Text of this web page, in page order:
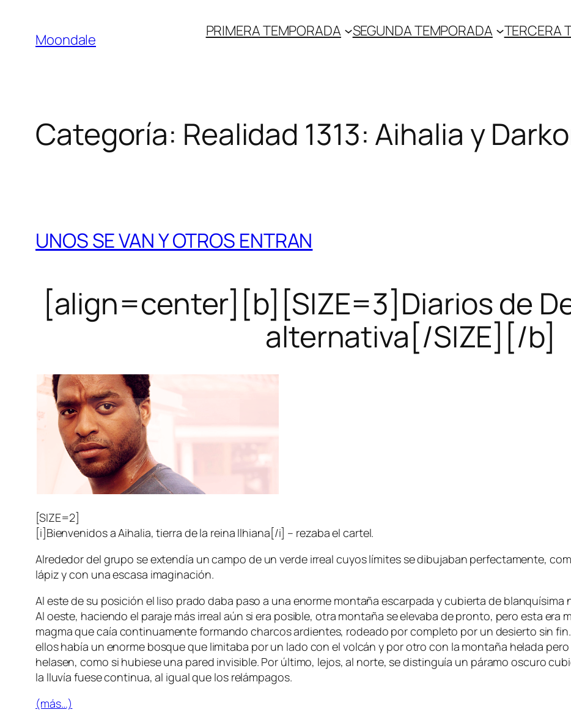
contenido
Moondale PRIMERA TEMPORADA SEGUNDA TEMPORADA TERCERA
Categoría: Realidad 1313: Aihalia y
UNOS SE VAN Y OTROS ENTRAN
[align=center][b][SIZE=3]Diarios de
alternativa[/SIZE][/b]
[SIZE=2]
[i]Bienvenidos a Aihalia, tierra de la reina Ilhiana[/i] – rezaba el cartel.
Alrededor del grupo se extendía un campo de un verde irreal cuyos límites se dibujaban perfectamente,
lápiz y con una escasa imaginación.
Al este de su posición el liso prado daba paso a una enorme montaña escarpada y cubierta de blanquísima
Al oeste, haciendo el paraje más irreal aún si era posible, otra montaña se elevaba de pronto, pero esta era
magma que caía continuamente formando charcos ardientes, rodeado por completo por un desierto sin
ellos había un enorme bosque que limitaba por un lado con el volcán y por otro con la montaña helada
helasen, como si hubiese una pared invisible. Por último, lejos, al norte, se distinguía un páramo oscuro
la lluvía fuese continua, al igual que los relámpagos.
(más…)